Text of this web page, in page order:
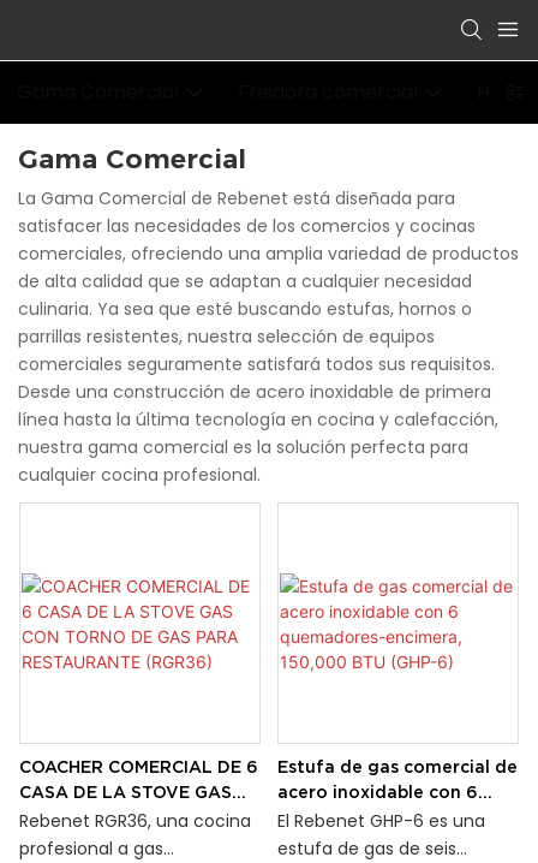
Gama Comercial
La Gama Comercial de Rebenet está diseñada para
satisfacer las necesidades de los comercios y cocinas
comerciales, ofreciendo una amplia variedad de productos
de alta calidad que se adaptan a cualquier necesidad
culinaria. Ya sea que esté buscando estufas, hornos o
parrillas resistentes, nuestra selección de equipos
comerciales seguramente satisfará todos sus requisitos.
Desde una construcción de acero inoxidable de primera
línea hasta la última tecnología en cocina y calefacción,
nuestra gama comercial es la solución perfecta para
cualquier cocina profesional.
COACHER COMERCIAL DE 6
CASA DE LA STOVE GAS
CON TORNO DE GAS PARA
RESTAURANTE (RGR36)
Rebenet RGR36, una cocina
profesional a gas
Estufa de gas comercial de
acero inoxidable con 6
quemadores-encimera,
150,000 BTU (GHP-6)
El Rebenet GHP-6 es una
estufa de gas de seis